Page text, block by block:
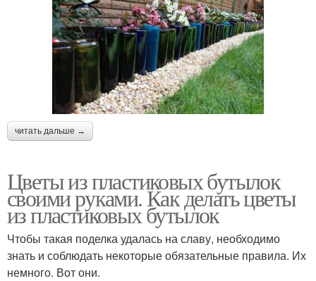
читать дальше →
Цветы из пластиковых бутылок
своими руками. Как делать цветы
из пластиковых бутылок
Чтобы такая поделка удалась на славу, необходимо
знать и соблюдать некоторые обязательные правила. Их
немного. Вот они.